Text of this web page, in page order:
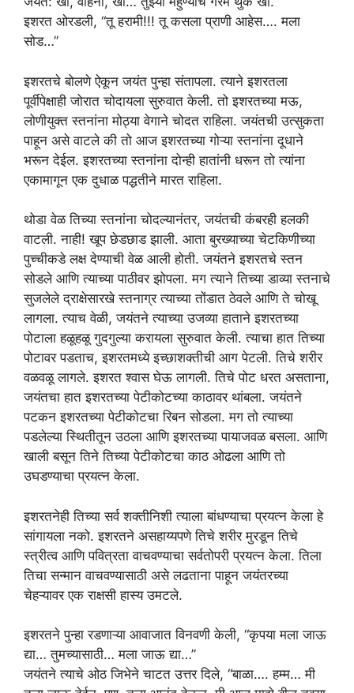
इशरत ओरडली, “तू हरामी!!! तू कसला प्राणी आहेस…. मला
सोड…”
इशरतचे बोलणे ऐकून जयंत पुन्हा संतापला. त्याने इशरतला
पूर्वीपेक्षाही जोरात चोदायला सुरुवात केली. तो इशरतच्या मऊ,
लोणीयुक्त स्तनांना मोठ्या वेगाने चोदत राहिला. जयंतची उत्सुकता
पाहून असे वाटले की तो आज इशरतच्या गोऱ्या स्तनांना दूधाने
भरून देईल. इशरतच्या स्तनांना दोन्ही हातांनी धरून तो त्यांना
एकामागून एक दुधाळ पद्धतीने मारत राहिला.
थोडा वेळ तिच्या स्तनांना चोदल्यानंतर, जयंतची कंबरही हलकी
वाटली. नाही! खूप छेडछाड झाली. आता बुरख्याच्या चेटकिणीच्या
पुच्चीकडे लक्ष देण्याची वेळ आली होती. जयंतने इशरतचे स्तन
सोडले आणि त्याच्या पाठीवर झोपला. मग त्याने तिच्या डाव्या स्तनाचे
सुजलेले द्राक्षेसारखे स्तनाग्र त्याच्या तोंडात ठेवले आणि ते चोखू
लागला. त्याच वेळी, जयंतने त्याच्या उजव्या हाताने इशरतच्या
पोटाला हळूहळू गुदगुल्या करायला सुरुवात केली. त्याचा हात तिच्या
पोटावर पडताच, इशरतमध्ये इच्छाशक्तीची आग पेटली. तिचे शरीर
वळवळू लागले. इशरत श्वास घेऊ लागली. तिचे पोट धरत असताना,
जयंतचा हात इशरतच्या पेटीकोटच्या काठावर थांबला. जयंतने
पटकन इशरतच्या पेटीकोटचा रिबन सोडला. मग तो त्याच्या
पडलेल्या स्थितीतून उठला आणि इशरतच्या पायाजवळ बसला. आणि
खाली बसून तिने तिच्या पेटीकोटचा काठ ओढला आणि तो
उघडण्याचा प्रयत्न केला.
इशरतनेही तिच्या सर्व शक्तीनिशी त्याला बांधण्याचा प्रयत्न केला हे
सांगायला नको. इशरतने असहाय्यपणे तिचे शरीर मुरडून तिचे
स्त्रीत्व आणि पवित्रता वाचवण्याचा सर्वतोपरी प्रयत्न केला. तिला
तिचा सन्मान वाचवण्यासाठी असे लढताना पाहून जयंतरच्या
चेहऱ्यावर एक राक्षसी हास्य उमटले.
इशरतने पुन्हा रडणाऱ्या आवाजात विनवणी केली, “कृपया मला जाऊ
द्या… तुमच्यासाठी… मला जाऊ द्या…”
जयंतने त्याचे ओठ जिभेने चाटत उत्तर दिले, “बाळा…. हम्म… मी